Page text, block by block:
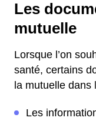
Les
mutuelle
Lorsque l’on
santé, certains
la mutuelle
Les